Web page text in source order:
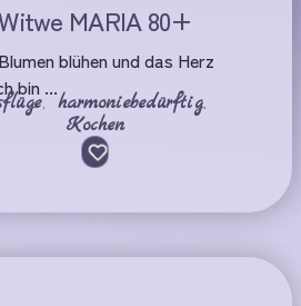
MARIA 80+
blühen und das Herz
bin ...
,harmoniebedürftig,
Kochen